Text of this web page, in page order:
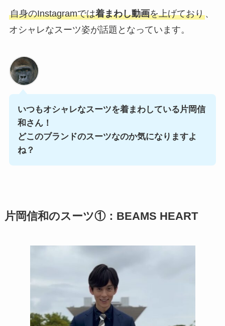
自身のInstagramでは着まわし動画を上げており、
オシャレなスーツ姿が話題となっています。
いつもオシャレなスーツを着まわしている片岡信
和さん！
どこのブランドのスーツなのか気になりますよ
ね？
片岡信和のスーツ①：BEAMS HEART